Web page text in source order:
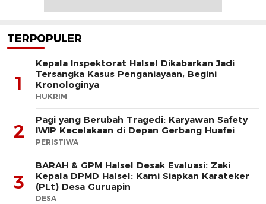
TERPOPULER
1
Kepala Inspektorat Halsel Dikabarkan Jadi
Tersangka Kasus Penganiayaan, Begini
Kronologinya
HUKRIM
2
Pagi yang Berubah Tragedi: Karyawan Safety
IWIP Kecelakaan di Depan Gerbang Huafei
PERISTIWA
3
BARAH & GPM Halsel Desak Evaluasi: Zaki
Kepala DPMD Halsel: Kami Siapkan Karateker
(PLt) Desa Guruapin
DESA